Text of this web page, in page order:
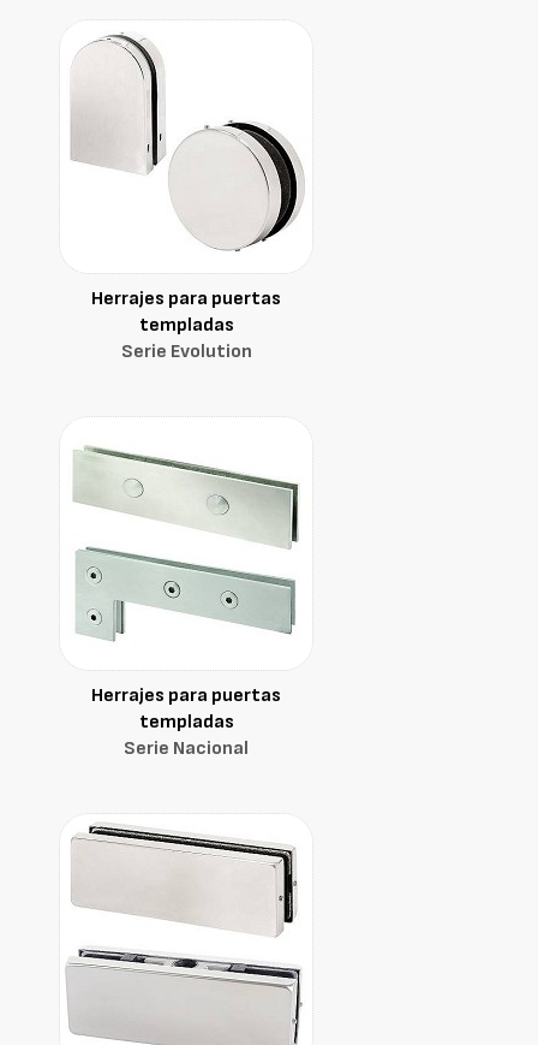
Herrajes para puertas
templadas
Serie Evolution
Herrajes para puertas
templadas
Serie Nacional